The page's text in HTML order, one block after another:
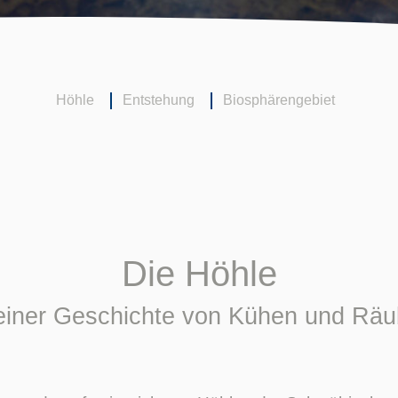
Höhle Entstehung Biosphärengebiet
Die Höhle
Geschichte von Kühen und